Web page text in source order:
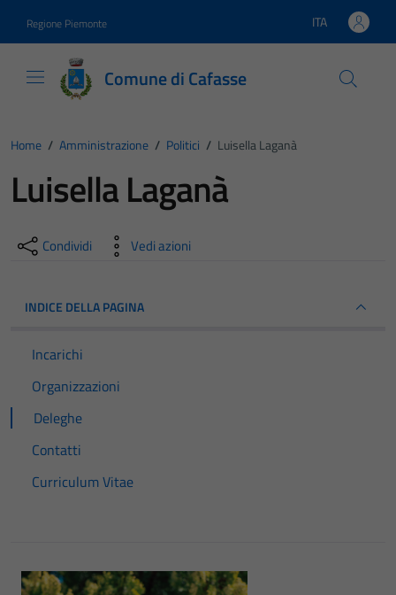
Regione Piemonte Lingua attiva:
ITA
Comune di Cafasse
Home / Amministrazione / Politici / Luisella Laganà
Luisella Laganà
Condividi Vedi azioni
INDICE DELLA PAGINA
Incarichi
Organizzazioni
Deleghe
Contatti
Curriculum Vitae